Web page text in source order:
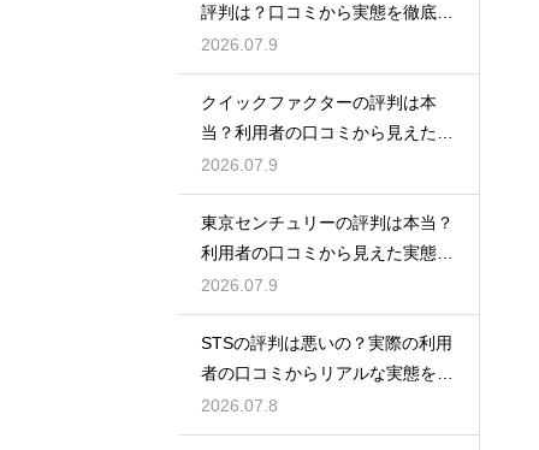
評判は？口コミから実態を徹底検
証
2026.07.9
クイックファクターの評判は本
当？利用者の口コミから見えた実
態検証
2026.07.9
東京センチュリーの評判は本当？
利用者の口コミから見えた実態を
検証
2026.07.9
STSの評判は悪いの？実際の利用
者の口コミからリアルな実態を徹
底検証
2026.07.8